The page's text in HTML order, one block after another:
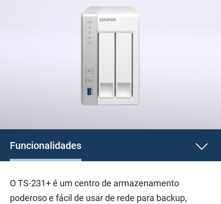
Funcionalidades
O TS-231+ é um centro de armazenamento
poderoso e fácil de usar de rede para backup,